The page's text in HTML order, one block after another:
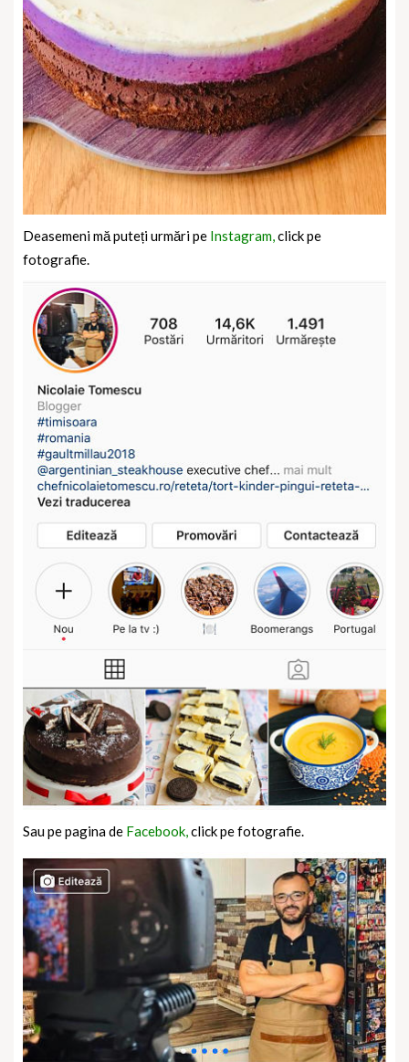
Deasemeni mă puteți urmări pe Instagram,click pe
fotografie.
Sau pe pagina de Facebook,click pe fotografie.